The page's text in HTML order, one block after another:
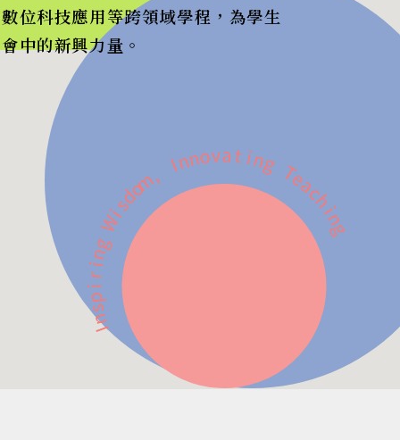
位科技應用等跨領域學程，為學生
中的新興力量。